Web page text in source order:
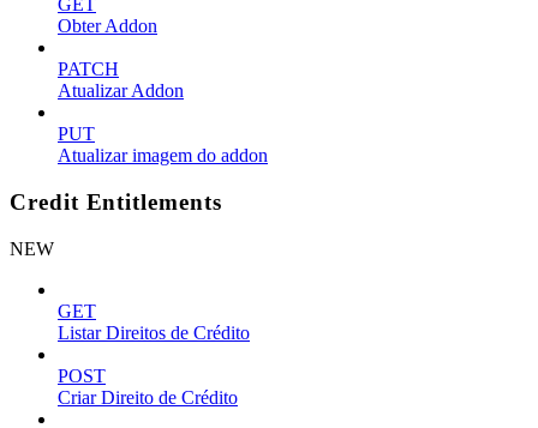
GET
Obter Addon
PATCH
Atualizar Addon
PUT
Atualizar imagem do addon
Credit Entitlements
NEW
GET
Listar Direitos de Crédito
POST
Criar Direito de Crédito